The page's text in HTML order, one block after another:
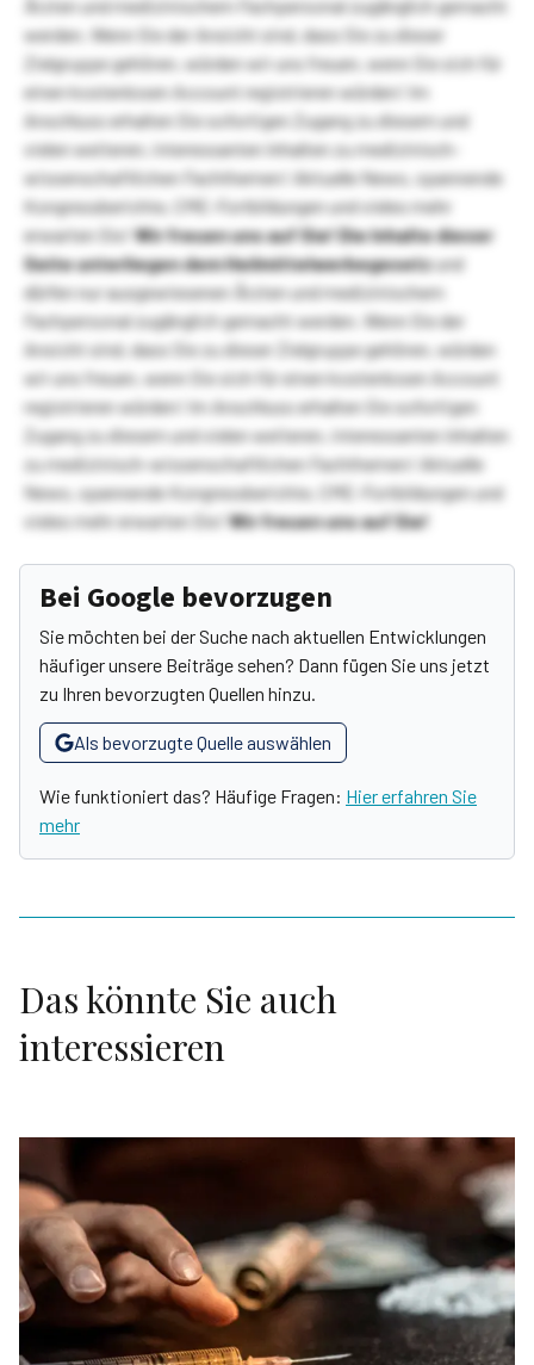
Ärzten und medizinischem Fachpersonal zugänglich gemacht
werden. Wenn Sie der Ansicht sind, dass Sie zu dieser
Zielgruppe gehören, würden wir uns freuen, wenn Sie sich für
einen kostenlosen Account registrieren würden! Im
Anschluss erhalten Sie sofortigen Zugang zu diesem und
vielen weiteren, interessanten Inhalten zu medizinisch-
wissenschaftlichen Fachthemen! Aktuelle News, spannende
Kongressberichte, CME-Fortbildungen und vieles mehr
erwarten Sie!Wir freuen uns auf Sie!Die Inhalte dieser
Seite unterliegen dem Heilmittelwerbegesetzund
dürfen nur ausgewiesenen Ärzten und medizinischem
Fachpersonal zugänglich gemacht werden. Wenn Sie der
Ansicht sind, dass Sie zu dieser Zielgruppe gehören, würden
wir uns freuen, wenn Sie sich für einen kostenlosen Account
registrieren würden! Im Anschluss erhalten Sie sofortigen
Zugang zu diesem und vielen weiteren, interessanten Inhalten
zu medizinisch-wissenschaftlichen Fachthemen! Aktuelle
News, spannende Kongressberichte, CME-Fortbildungen und
vieles mehr erwarten Sie!Wir freuen uns auf Sie!
Bei Google bevorzugen
Sie möchten bei der Suche nach aktuellen Entwicklungen
häufiger unsere Beiträge sehen? Dann fügen Sie uns jetzt
zu Ihren bevorzugten Quellen hinzu.
Als bevorzugte Quelle auswählen
Wie funktioniert das? Häufige Fragen: Hier erfahren Sie
mehr
Das könnte Sie auch
interessieren